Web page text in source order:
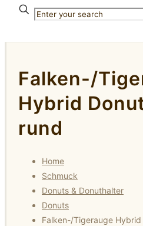
Falken-/
Hybrid
rund
Home
Schmuck
Donuts & Donuthalter
Donuts
Falken-/Tigerauge